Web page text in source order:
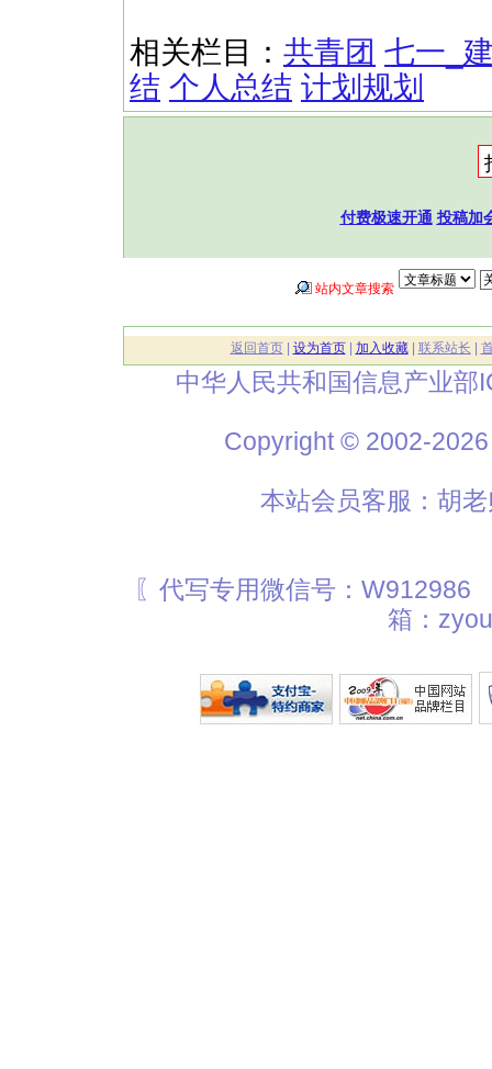
相关栏目： 共青团 七一_
结 个人总结 计划规划
付费极速开通 投稿加
站内文章搜索
返回首页| 设为首页| 加入收藏| 联系站长
中华人民共和国信息产业部
Copyright © 2002-
本站会员客服：胡
〖代写专用微信号：
箱：